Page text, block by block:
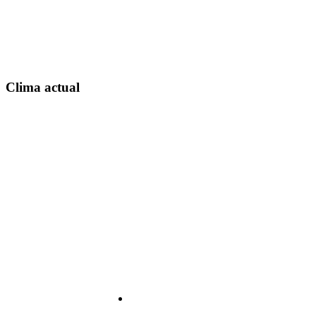
Clima actual